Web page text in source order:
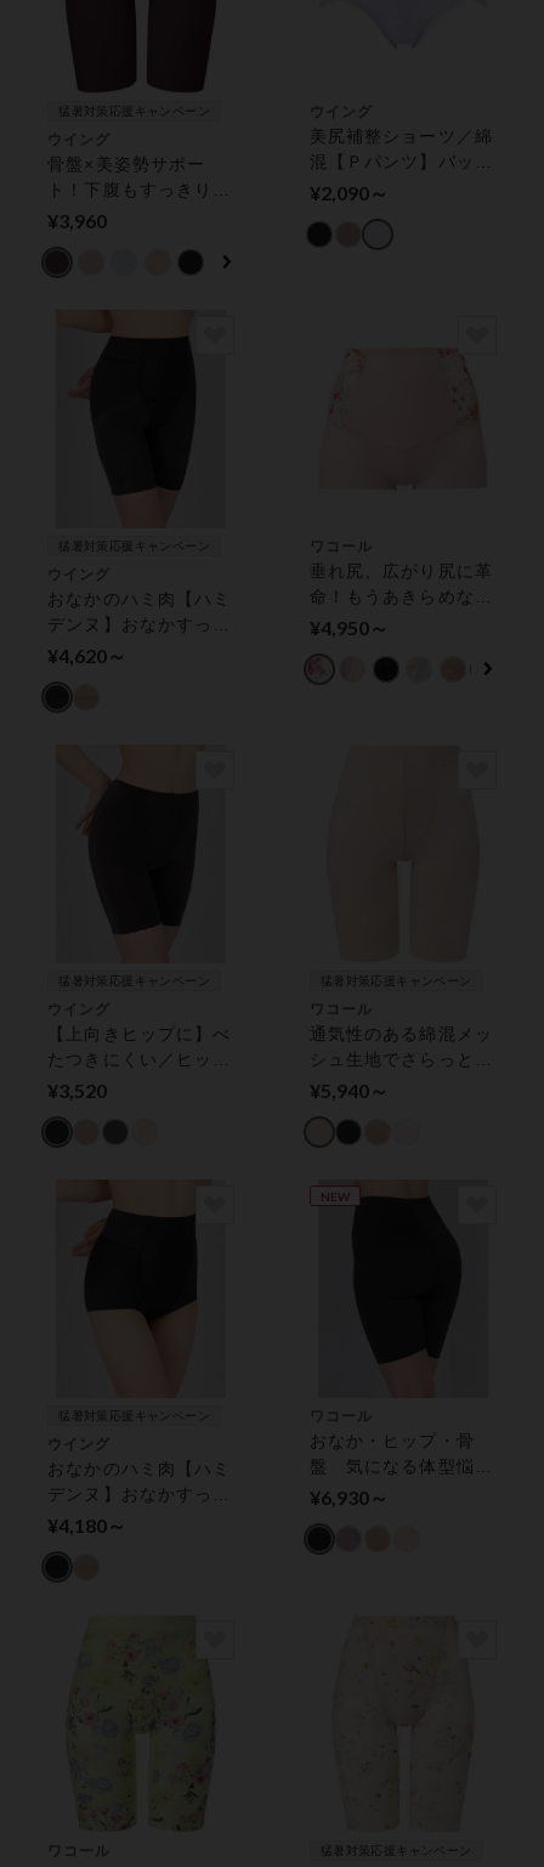
猛暑対策応援キャンペーン
ウイング
骨盤×美姿勢サポー
ト！下腹もすっきり
【骨盤ささエール】
¥3,960
ウイング
美尻補整ショーツ／綿
混【Ｐパンツ】バック
レース ショーツ
¥2,090～
猛暑対策応援キャンペーン
ウイング
おなかのハミ肉【ハミ
デンヌ】おなかすっき
りサポート ガードル
¥4,620～
ワコール
垂れ尻、広がり尻に革
命！もうあきらめない
で【肌リフト】 ガー
¥4,950～
猛暑対策応援キャンペーン
ウイング
【上向きヒップに】べ
たつきにくい／ヒップ
下からお尻を持ち上げ
ル】 ガードル（ロン
¥3,520
猛暑対策応援キャンペーン
ワコール
通気性のある綿混メッ
シュ生地でさらっと快
適（本体素材） ガー
¥5,940～
猛暑対策応援キャンペーン
ウイング
おなかのハミ肉【ハミ
デンヌ】おなかすっき
りサポート ガードル
¥4,180～
NEW
ワコール
おなか・ヒップ・骨
盤 気になる体型悩み
に！ ガードル（ロン
¥6,930～
ワコール 猛暑対策応援キャンペーン